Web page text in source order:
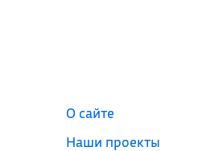
О сайте
Наши проекты